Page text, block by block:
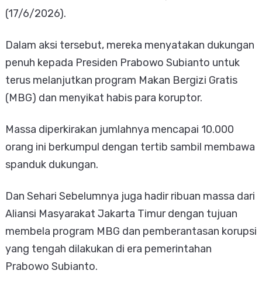
(17/6/2026).
Dalam aksi tersebut, mereka menyatakan dukungan
penuh kepada Presiden Prabowo Subianto untuk
terus melanjutkan program Makan Bergizi Gratis
(MBG) dan menyikat habis para koruptor.
Massa diperkirakan jumlahnya mencapai 10.000
orang ini berkumpul dengan tertib sambil membawa
spanduk dukungan.
Dan Sehari Sebelumnya juga hadir ribuan massa dari
Aliansi Masyarakat Jakarta Timur dengan tujuan
membela program MBG dan pemberantasan korupsi
yang tengah dilakukan di era pemerintahan
Prabowo Subianto.